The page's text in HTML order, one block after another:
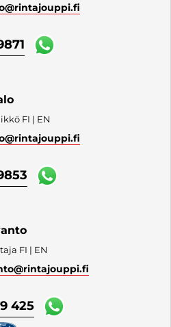
@rintajouppi.fi
FI | EN
@rintajouppi.fi
FI | EN
@rintajouppi.fi
425